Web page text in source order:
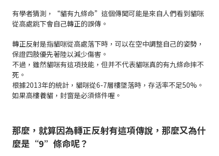
有學者猜測，“貓有九條命”這個傳聞可能是來自人們看到貓咪
從高處跳下會自己轉正的誤傳。
轉正反射是指貓咪從高處落下時，可以在空中調整自己的姿勢，
保證四肢優先著陸以減少傷害。
不過，雖然貓咪有這項技能，但并不代表貓咪真的有九條命摔不
死。
根據2013年的統計，貓咪從6-7層樓墜落時，存活率不足50%。
如果高樓養貓，封窗是必須條件喔。
那麼，就算因為轉正反射有這項傳說，那麼又為什
麼是“9”條命呢？